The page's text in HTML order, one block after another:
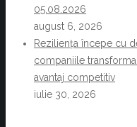
05.08.2026
august 6, 2026
Reziliența începe cu
companiile
avantaj competitiv
iulie 30, 2026